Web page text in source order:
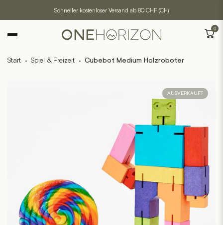
Schneller kostenloser Versand ab 80 CHF (CH)
0
Start · Spiel & Freizeit · Cubebot Medium Holzroboter
AUSVERKAUFT